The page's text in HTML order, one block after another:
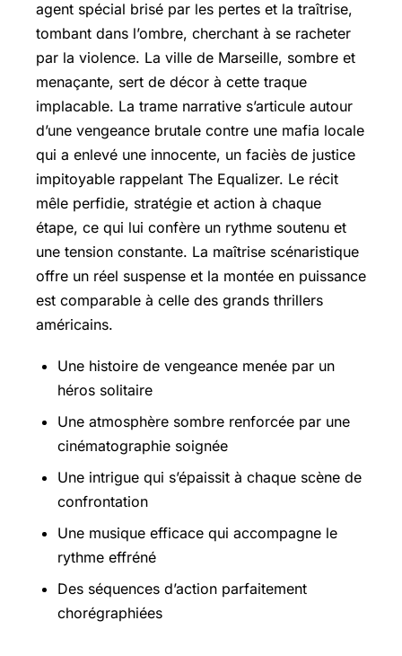
agent spécial brisé par les pertes et la traîtrise,
tombant dans l’ombre, cherchant à se racheter
par la violence. La ville de Marseille, sombre et
menaçante, sert de décor à cette traque
implacable. La trame narrative s’articule autour
d’une vengeance brutale contre une mafia locale
qui a enlevé une innocente, un faciès de justice
impitoyable rappelant The Equalizer. Le récit
mêle perfidie, stratégie et action à chaque
étape, ce qui lui confère un rythme soutenu et
une tension constante. La maîtrise scénaristique
offre un réel suspense et la montée en puissance
est comparable à celle des grands thrillers
américains.
Une histoire de vengeance menée par un
héros solitaire
Une atmosphère sombre renforcée par une
cinématographie soignée
Une intrigue qui s’épaissit à chaque scène de
confrontation
Une musique efficace qui accompagne le
rythme effréné
Des séquences d’action parfaitement
chorégraphiées